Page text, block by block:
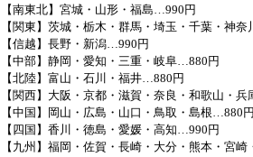
【南東北】宮城・山形・福島…990円
【関東】茨城・栃木・群馬・埼玉・千葉・神
【信越】長野・新潟…990円
【中部】静岡・愛知・三重・岐阜…880円
【北陸】富山・石川・福井…880円
【関西】大阪・京都・滋賀・奈良・和歌山・
【中国】岡山・広島・山口・鳥取・島根…880円
【四国】香川・徳島・愛媛・高知…990円
【九州】福岡・佐賀・長崎・大分・熊本・宮